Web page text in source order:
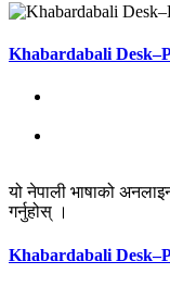
Khabardabali
यो नेपाली भाषाको
गर्नुहोस् ।
Khabardabali